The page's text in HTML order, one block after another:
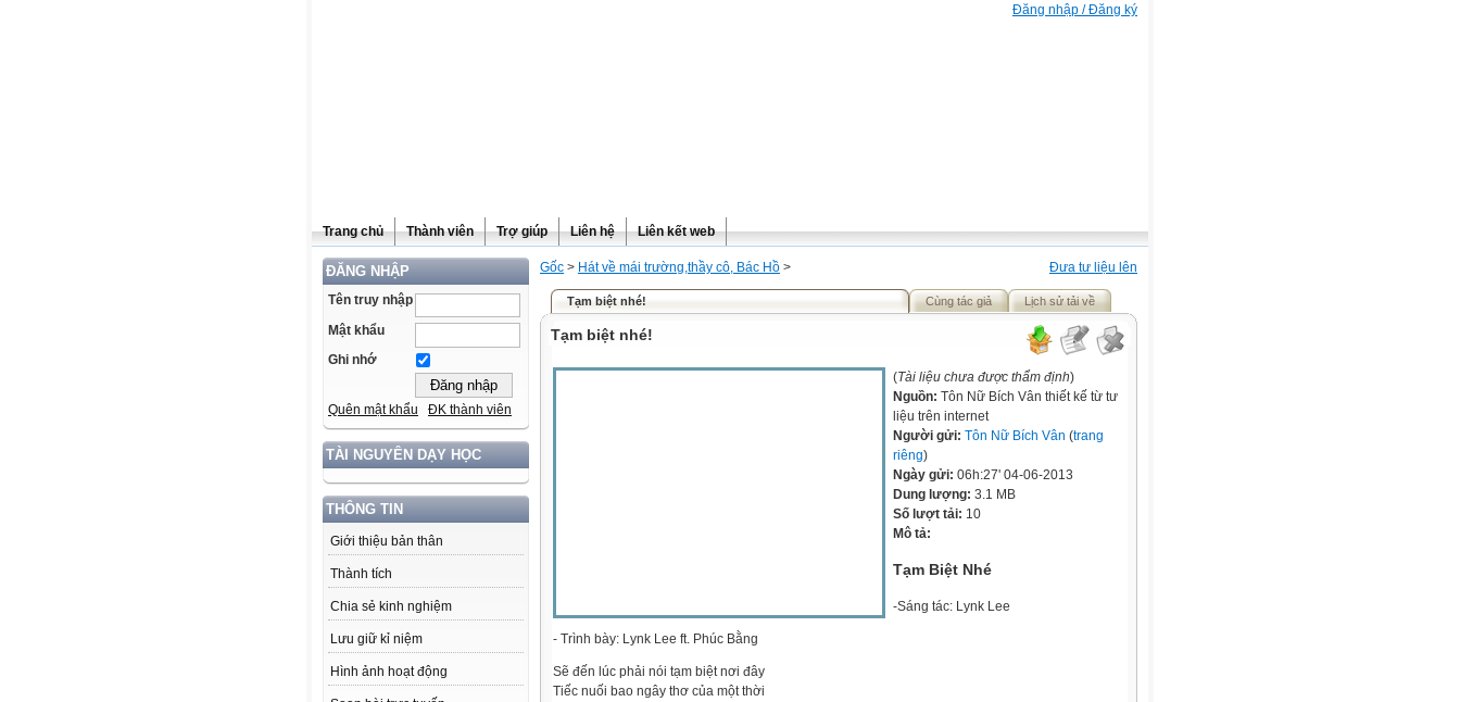
Đăng nhập / Đăng ký
Trang chủ Thành viên Trợ giúp Liên hệ Liên kết web
ĐĂNG NHẬP
Tên truy nhập
Mật khẩu
Ghi nhớ
Quên mật khẩu ĐK thành viên
TÀI NGUYÊN DẠY HỌC
THÔNG TIN
Giới thiệu bản thân
Thành tích
Chia sẻ kinh nghiệm
Lưu giữ kỉ niệm
Hình ảnh hoạt động
Đưa tư liệu lên
Gốc > Hát về mái trường,thầy cô, Bác Hồ >
Tạm biệt nhé! Cùng tác giả Lịch sử tải về
Tạm biệt nhé!
(Tài liệu chưa được thẩm định)
Nguồn: Tôn Nữ Bích Vân thiết kế từ tư
liệu trên internet
Người gửi: Tôn Nữ Bích Vân (trang
riêng)
Ngày gửi: 06h:27' 04-06-2013
Dung lượng: 3.1 MB
Số lượt tải: 10
Mô tả:
Tạm Biệt Nhé
-Sáng tác: Lynk Lee
- Trình bày: Lynk Lee ft. Phúc Bằng
Sẽ đến lúc phải nói tạm biệt nơi đây
Tiếc nuối bao ngây thơ của một thời